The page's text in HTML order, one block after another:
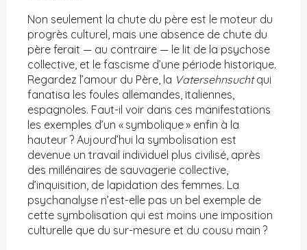
Non seulement la chute du père est le moteur du
progrès culturel, mais une absence de chute du
père ferait — au contraire — le lit de la psychose
collective, et le fascisme d’une période historique.
Regardez l’amour du Père, la Vatersehnsuchtqui
fanatisa les foules allemandes, italiennes,
espagnoles. Faut-il voir dans ces manifestations
les exemples d’un « symbolique » enfin à la
hauteur ? Aujourd’hui la symbolisation est
devenue un travail individuel plus civilisé, après
des millénaires de sauvagerie collective,
d’inquisition, de lapidation des femmes. La
psychanalyse n’est-elle pas un bel exemple de
cette symbolisation qui est moins une imposition
culturelle que du sur-mesure et du cousu main ?